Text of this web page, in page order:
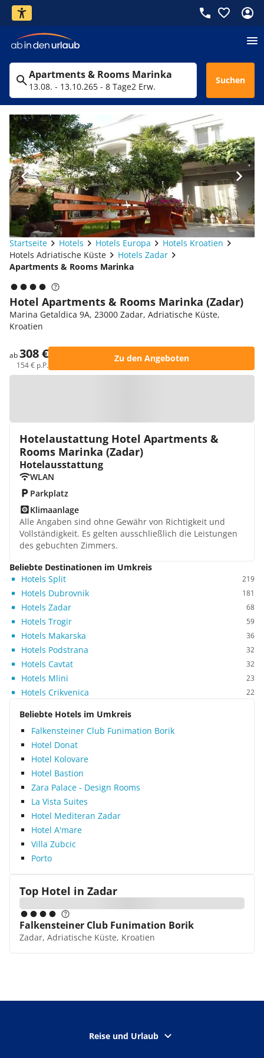
Apartments & Rooms Marinka
13.08. - 13.10.265 - 8 Tage2 Erw.
Suchen
Startseite Hotels Hotels Europa
Hotels Kroatien
Hotels Adriatische Küste
Hotels Zadar
Apartments & Rooms Marinka
Hotel Apartments & Rooms Marinka (Zadar)
Marina Getaldica 9A, 23000 Zadar, Adriatische Küste,
Kroatien
ab308 €
154 € p.P.
Zu den Angeboten
Hotelaustattung Hotel Apartments &
Rooms Marinka (Zadar)
Hotelausstattung
WLAN
Parkplatz
Klimaanlage
Alle Angaben sind ohne Gewähr von Richtigkeit und
Vollständigkeit. Es gelten ausschließlich die Leistungen
des gebuchten Zimmers.
Beliebte Destinationen im Umkreis
Hotels Split
219
Hotels Dubrovnik 181
Hotels Zadar 68
Hotels Trogir 59
Hotels Makarska 36
Hotels Podstrana 32
Hotels Cavtat 32
Hotels Mlini 23
Hotels Crikvenica 22
Beliebte Hotels im Umkreis
Falkensteiner Club Funimation Borik
Hotel Donat
Hotel Kolovare
Hotel Bastion
Zara Palace - Design Rooms
La Vista Suites
Hotel Mediteran Zadar
Hotel A'mare
Villa Zubcic
Porto
Top Hotel in Zadar
Falkensteiner Club Funimation Borik
Zadar, Adriatische Küste, Kroatien
Reise und Urlaub